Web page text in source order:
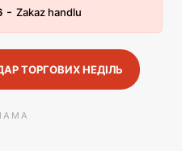
- Zakaz handlu
ТОРГОВИХ НЕДІЛЬ